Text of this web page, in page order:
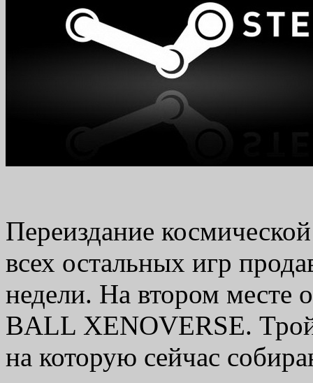
Переиздание
всех остальных игр
недели. На втором месте
BALL XENOVERSE.
на которую сейчас